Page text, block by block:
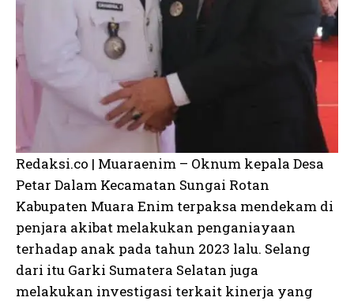
Redaksi.co | Muaraenim – Oknum kepala Desa
Petar Dalam Kecamatan Sungai Rotan
Kabupaten Muara Enim terpaksa mendekam di
penjara akibat melakukan penganiayaan
terhadap anak pada tahun 2023 lalu. Selang
dari itu Garki Sumatera Selatan juga
melakukan investigasi terkait kinerja yang